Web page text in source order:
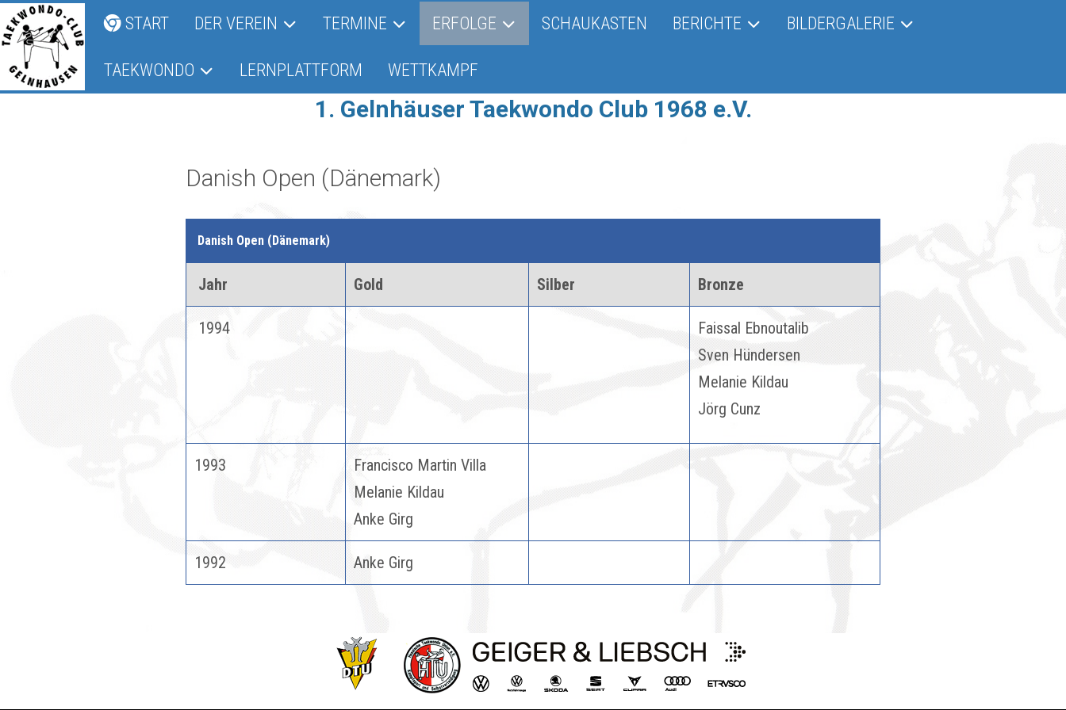
START DER VEREIN TERMINE ERFOLGE SCHAUKASTEN BERICHTE BILDERGALERIE
TAEKWONDO LERNPLATTFORM WETTKAMPF
1. Gelnhäuser Taekwondo Club 1968 e.V.
Danish Open (Dänemark)
Danish Open (Dänemark)
Jahr Gold Silber Bronze
1994
Faissal Ebnoutalib
Sven Hündersen
Melanie Kildau
Jörg Cunz
1993
Francisco Martin Villa
Melanie Kildau
Anke Girg
1992 Anke Girg